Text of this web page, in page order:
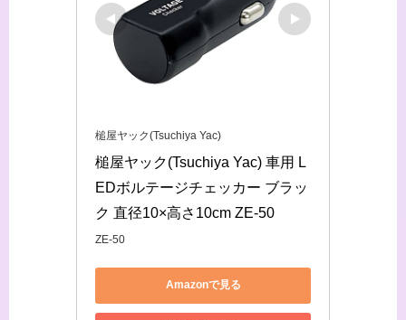
槌屋ヤック(Tsuchiya Yac)
槌屋ヤック(Tsuchiya Yac) 車用 L
EDボルテージチェッカー ブラッ
ク 直径10×高さ10cm ZE-50
ZE-50
Amazonで見る